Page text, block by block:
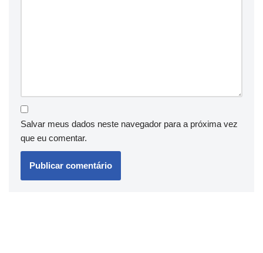
Salvar meus dados neste navegador para a próxima vez
que eu comentar.